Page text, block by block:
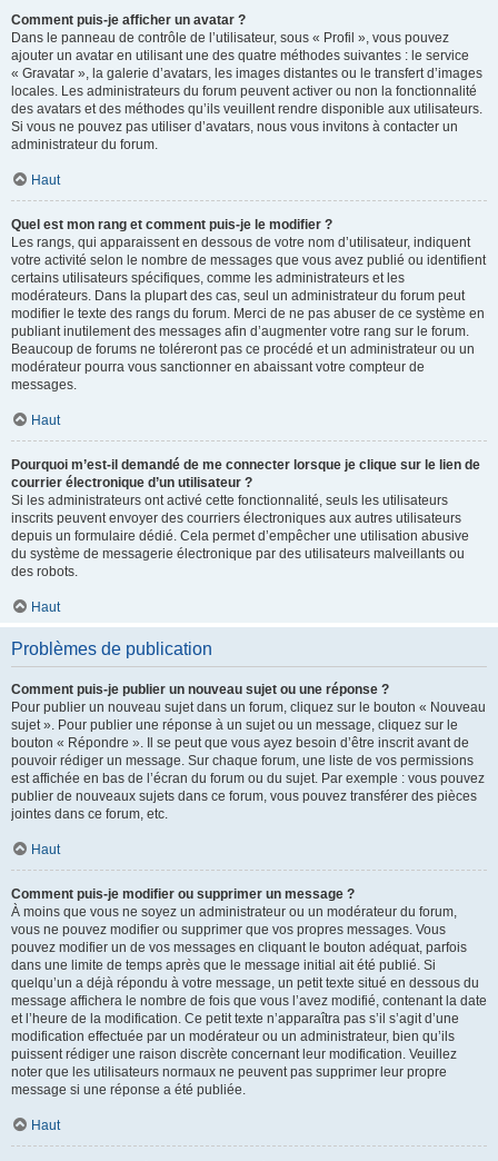
Comment puis-je afficher un avatar ?
Dans le panneau de contrôle de l’utilisateur, sous « Profil », vous pouvez
ajouter un avatar en utilisant une des quatre méthodes suivantes : le service
« Gravatar », la galerie d’avatars, les images distantes ou le transfert d’images
locales. Les administrateurs du forum peuvent activer ou non la fonctionnalité
des avatars et des méthodes qu’ils veuillent rendre disponible aux utilisateurs.
Si vous ne pouvez pas utiliser d’avatars, nous vous invitons à contacter un
administrateur du forum.
Haut
Quel est mon rang et comment puis-je le modifier ?
Les rangs, qui apparaissent en dessous de votre nom d’utilisateur, indiquent
votre activité selon le nombre de messages que vous avez publié ou identifient
certains utilisateurs spécifiques, comme les administrateurs et les
modérateurs. Dans la plupart des cas, seul un administrateur du forum peut
modifier le texte des rangs du forum. Merci de ne pas abuser de ce système en
publiant inutilement des messages afin d’augmenter votre rang sur le forum.
Beaucoup de forums ne toléreront pas ce procédé et un administrateur ou un
modérateur pourra vous sanctionner en abaissant votre compteur de
messages.
Haut
Pourquoi m’est-il demandé de me connecter lorsque je clique sur le lien de
courrier électronique d’un utilisateur ?
Si les administrateurs ont activé cette fonctionnalité, seuls les utilisateurs
inscrits peuvent envoyer des courriers électroniques aux autres utilisateurs
depuis un formulaire dédié. Cela permet d’empêcher une utilisation abusive
du système de messagerie électronique par des utilisateurs malveillants ou
des robots.
Haut
Problèmes de publication
Comment puis-je publier un nouveau sujet ou une réponse ?
Pour publier un nouveau sujet dans un forum, cliquez sur le bouton « Nouveau
sujet ». Pour publier une réponse à un sujet ou un message, cliquez sur le
bouton « Répondre ». Il se peut que vous ayez besoin d’être inscrit avant de
pouvoir rédiger un message. Sur chaque forum, une liste de vos permissions
est affichée en bas de l’écran du forum ou du sujet. Par exemple : vous pouvez
publier de nouveaux sujets dans ce forum, vous pouvez transférer des pièces
jointes dans ce forum, etc.
Haut
Comment puis-je modifier ou supprimer un message ?
À moins que vous ne soyez un administrateur ou un modérateur du forum,
vous ne pouvez modifier ou supprimer que vos propres messages. Vous
pouvez modifier un de vos messages en cliquant le bouton adéquat, parfois
dans une limite de temps après que le message initial ait été publié. Si
quelqu’un a déjà répondu à votre message, un petit texte situé en dessous du
message affichera le nombre de fois que vous l’avez modifié, contenant la date
et l’heure de la modification. Ce petit texte n’apparaîtra pas s’il s’agit d’une
modification effectuée par un modérateur ou un administrateur, bien qu’ils
puissent rédiger une raison discrète concernant leur modification. Veuillez
noter que les utilisateurs normaux ne peuvent pas supprimer leur propre
message si une réponse a été publiée.
Haut